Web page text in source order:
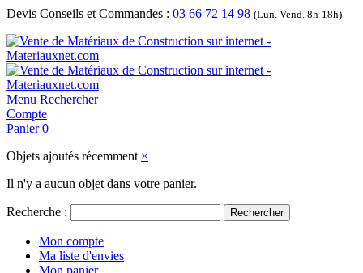
Devis Conseils et Commandes : 03 66 72 14 98 (Lun. Vend. 8h-18h)
Menu Rechercher
Compte
Panier 0
Objets ajoutés récemment ×
Il n'y a aucun objet dans votre panier.
Recherche : Rechercher
Mon compte
Ma liste d'envies
Mon panier